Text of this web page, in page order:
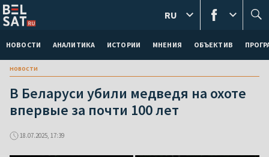
НОВОСТИ АНАЛИТИКА ИСТОРИИ МНЕНИЯ ОБЪЕКТИВ
RU
новости
В Беларуси убили медведя на охоте
впервые за почти 100 лет
18.07.2025, 17:39